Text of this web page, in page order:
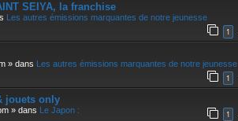
SEIYA, la franchise
Les autres émissions marquantes de notre jeunesse
1
» dans Les autres émissions marquantes de notre jeunesse
1
jouets only
» dans Le Japon : 1